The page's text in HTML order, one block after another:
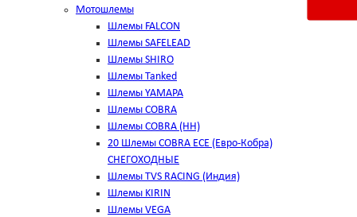
Мотошлемы
Шлемы FALCON
Шлемы SAFELEAD
Шлемы SHIRO
Шлемы Tanked
Шлемы YAMAPA
Шлемы COBRA
Шлемы COBRA (HH)
20 Шлемы COBRA ECE (Евро-Кобра)
СНЕГОХОДНЫЕ
Шлемы TVS RACING (Индия)
Шлемы KIRIN
Шлемы VEGA